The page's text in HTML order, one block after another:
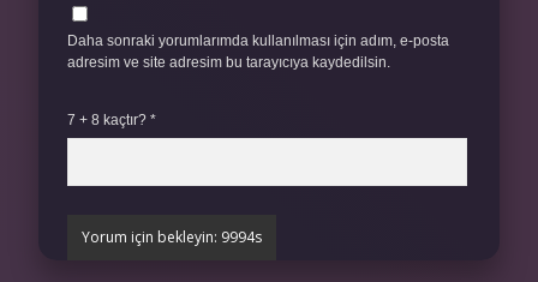
Daha sonraki yorumlarımda kullanılması için adım, e-posta
adresim ve site adresim bu tarayıcıya kaydedilsin.
7 + 8 kaçtır? *